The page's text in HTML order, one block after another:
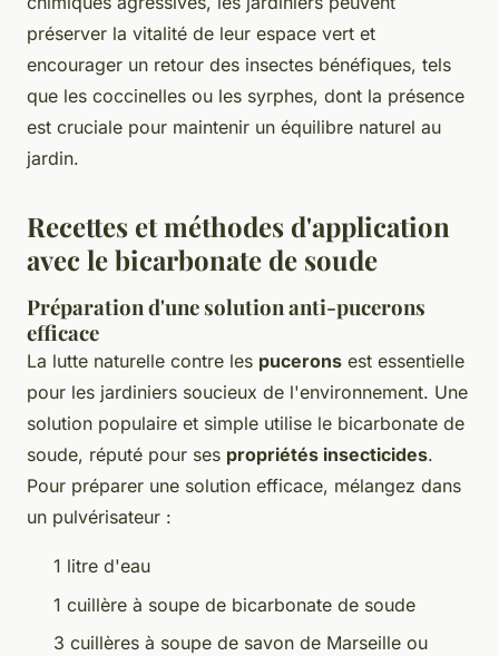
préserver la vitalité de leur espace vert et
encourager un retour des insectes bénéfiques, tels
que les coccinelles ou les syrphes, dont la présence
est cruciale pour maintenir un équilibre naturel au
jardin.
Recettes et méthodes d'application
avec le bicarbonate de soude
Préparation d'une solution anti-pucerons
efficace
La lutte naturelle contre les pucerons est essentielle
pour les jardiniers soucieux de l'environnement. Une
solution populaire et simple utilise le bicarbonate de
soude, réputé pour ses propriétés insecticides.
Pour préparer une solution efficace, mélangez dans
un pulvérisateur :
1 litre d'eau
1 cuillère à soupe de bicarbonate de soude
3 cuillères à soupe de savon de Marseille ou